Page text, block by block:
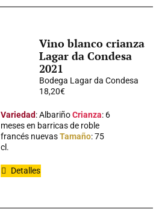
Vino blanco crianza
Lagar da Condesa
2021
Bodega Lagar da Condesa
18,20€
Variedad: AlbariñoCrianza: 6
meses en barricas de roble
francés nuevasTamaño: 75
cl.
Detalles